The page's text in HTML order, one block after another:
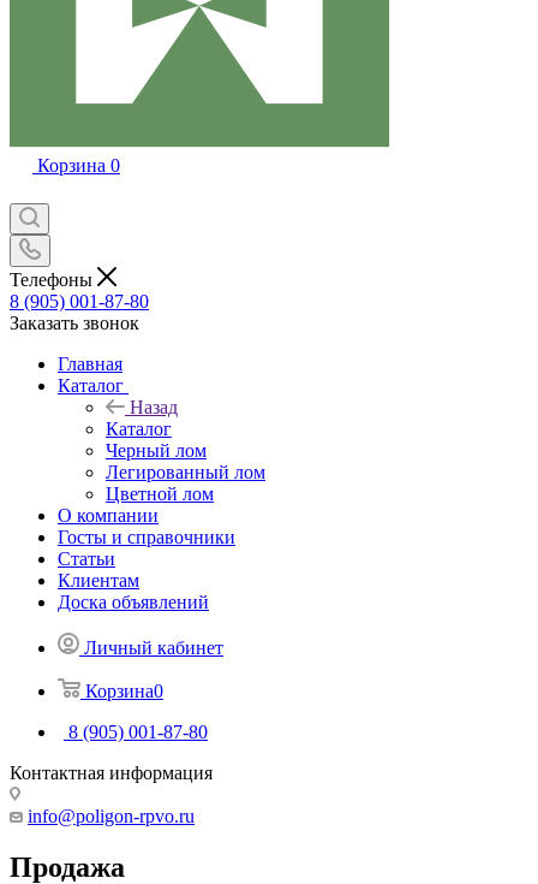
Корзина 0
Телефоны
8 (905) 001-87-80
Заказать звонок
Главная
Каталог
Назад
Каталог
Черный лом
Легированный лом
Цветной лом
О компании
Госты и справочники
Статьи
Клиентам
Доска объявлений
Личный кабинет
Корзина0
8 (905) 001-87-80
Контактная информация
info@poligon-rpvo.ru
Продажа